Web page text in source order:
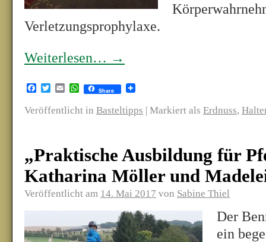
Verletzungsprophylaxe.
Weiterlesen… →
Facebook
TwitterEmailWhatsApp
Share
Veröffentlicht in Basteltipps | Markiert als Erdnuss,
„Praktische Ausbildung für
Katharina Möller und
Veröffentlicht am 14. Mai 2017 von Sabine Thiel
Der
ein